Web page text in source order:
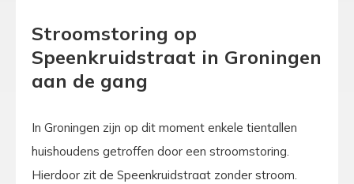
Stroomstoring op
Speenkruidstraat in Groningen
aan de gang
In Groningen zijn op dit moment enkele tientallen
huishoudens getroffen door een stroomstoring.
Hierdoor zit de Speenkruidstraat zonder stroom.